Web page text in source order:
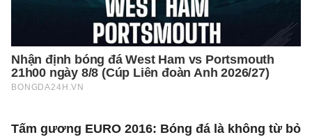
Tấm gương EURO 2016: Bóng đá là không từ bỏ